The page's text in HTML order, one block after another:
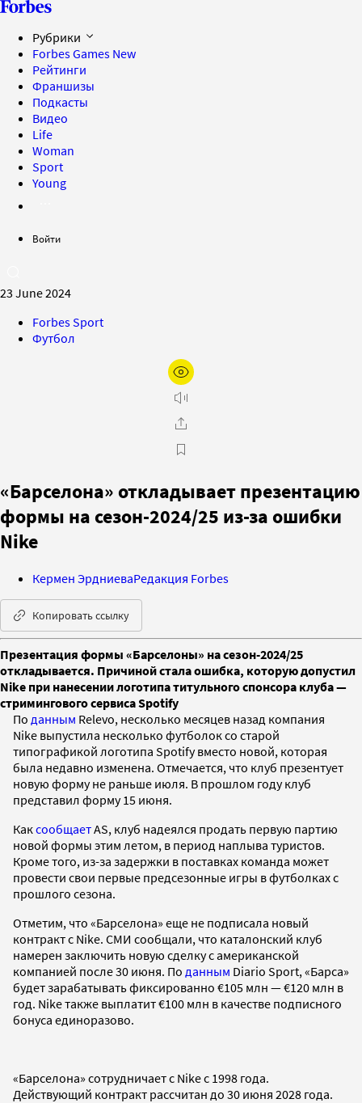
Рубрики
Forbes Games New
Рейтинги
Франшизы
Подкасты
Видео
Life
Woman
Sport
Young
Войти
23 June 2024
Forbes Sport
Футбол
«Барселона» откладывает презентацию
формы на сезон-2024/25 из-за ошибки
Nike
Кермен ЭрдниеваРедакция Forbes
Копировать ссылку
Презентация формы «Барселоны» на сезон-2024/25
откладывается. Причиной стала ошибка, которую допустил
Nike при нанесении логотипа титульного спонсора клуба —
стримингового сервиса Spotify
По данным Relevo, несколько месяцев назад компания
Nike выпустила несколько футболок со старой
типографикой логотипа Spotify вместо новой, которая
была недавно изменена. Отмечается, что клуб презентует
новую форму не раньше июля. В прошлом году клуб
представил форму 15 июня.
КаксообщаетAS, клуб надеялся продать первую партию
новой формы этим летом, в период наплыва туристов.
Кроме того, из-за задержки в поставках команда может
провести свои первые предсезонные игры в футболках с
прошлого сезона.
Отметим, что «Барселона» еще не подписала новый
контракт с Nike. СМИ сообщали, что каталонский клуб
намерен заключить новую сделку с американской
компанией после 30 июня. По данным Diario Sport, «Барса»
будет зарабатывать фиксированно €105 млн — €120 млн в
год. Nike также выплатит €100 млн в качестве подписного
бонуса единоразово.
«Барселона» сотрудничает с Nike с 1998 года.
Действующий контракт рассчитан до 30 июня 2028 года.